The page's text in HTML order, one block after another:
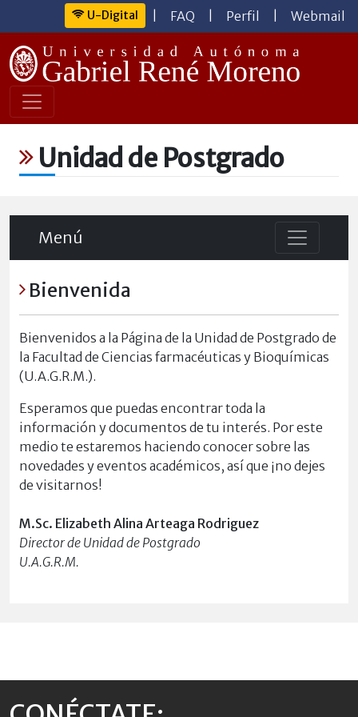
U-Digital FAQ Perfil Webmail
Unidad de Postgrado
Menú
Bienvenida
Bienvenidos a la Página de la Unidad de Postgrado de
la Facultad de Ciencias farmacéuticas y Bioquímicas
(U.A.G.R.M.).
Esperamos que puedas encontrar toda la
información y documentos de tu interés. Por este
medio te estaremos haciendo conocer sobre las
novedades y eventos académicos, así que ¡no dejes
de visitarnos!
M.Sc. Elizabeth Alina Arteaga Rodriguez
Director de Unidad de Postgrado
U.A.G.R.M.